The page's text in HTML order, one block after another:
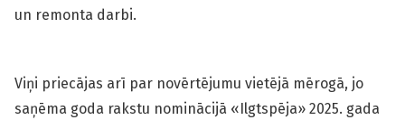
un remonta darbi.
Viņi priecājas arī par novērtējumu vietējā mērogā, jo
saņēma goda rakstu nominācijā «Ilgtspēja» 2025. gada